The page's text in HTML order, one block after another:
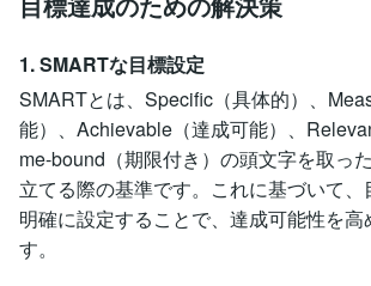
1. SMARTな目標設定
SMARTとは、Specific（具体的）、
能）、Achievable（達成可能）、
me-bound（期限付き）の頭文字を取っ
立てる際の基準です。これに基づいて
明確に設定することで、達成可能性を高
す。